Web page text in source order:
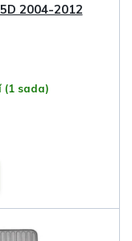
2004-2012
(1 sada)